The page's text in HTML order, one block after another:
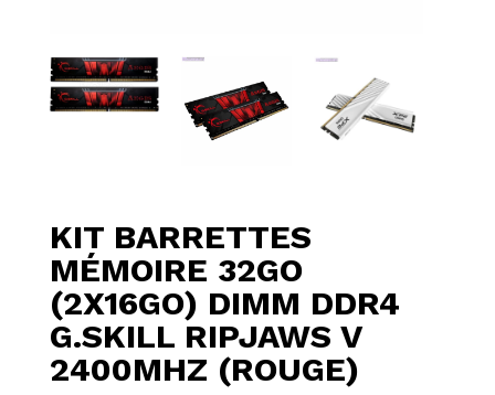
KIT BARRETTES
MÉMOIRE 32GO
(2X16GO) DIMM DDR4
G.SKILL RIPJAWS V
2400MHZ (ROUGE)